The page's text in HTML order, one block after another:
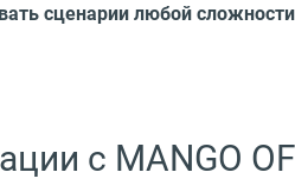
сценарии любой сложности
с MANGO